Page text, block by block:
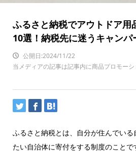
ふるさと納税でアウトドア用
10選！納税先に迷うキャンパ
公開日:2024/11/22
当メディアの記事は記事内に商品プロモーシ
ふるさと納税とは、自分が住んでい
たい自治体に寄付をする制度のことで